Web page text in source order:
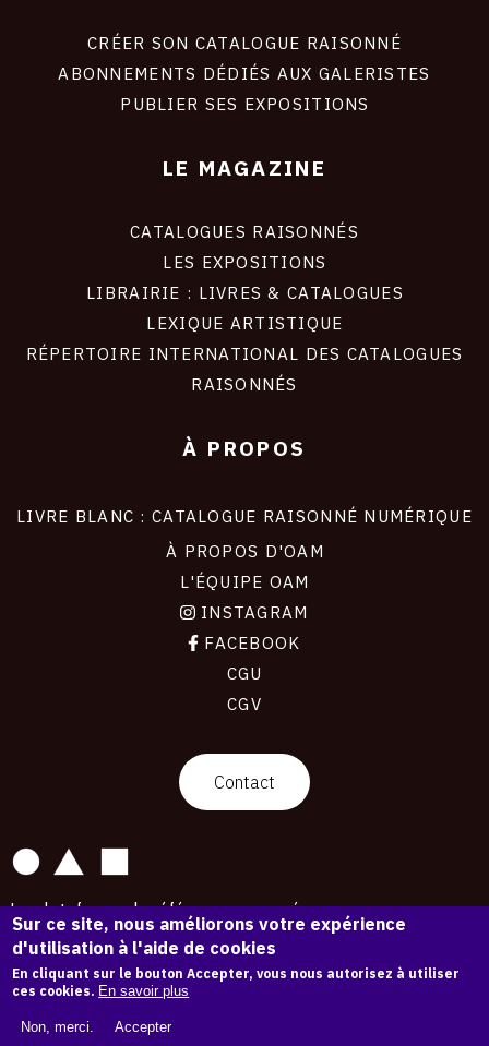
CRÉER SON CATALOGUE RAISONNÉ
ABONNEMENTS DÉDIÉS AUX GALERISTES
PUBLIER SES EXPOSITIONS
LE MAGAZINE
CATALOGUES RAISONNÉS
LES EXPOSITIONS
LIBRAIRIE : LIVRES & CATALOGUES
LEXIQUE ARTISTIQUE
RÉPERTOIRE INTERNATIONAL DES CATALOGUES
RAISONNÉS
À PROPOS
LIVRE BLANC : CATALOGUE RAISONNÉ NUMÉRIQUE
À PROPOS D'OAM
L'ÉQUIPE OAM
INSTAGRAM
FACEBOOK
CGU
CGV
Contact
La plateforme de référence pour créer,
conserver et promouvoir l'Histoire de l'Art.
Des catalogues raisonnés aux archives
d'expositions.
43 254 œuvres d'art — 7 587 expositions
Copyright © OAM 2026. Tous droits réservés.
Sur ce site, nous améliorons votre expérience
d'utilisation à l'aide de cookies
En cliquant sur le bouton Accepter, vous nous autorisez à utiliser
ces cookies. En savoir plus
Non, merci. Accepter